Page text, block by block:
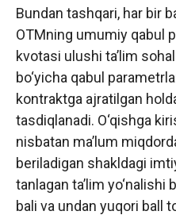
Bundan tashqari, har bir
OTMning umumiy qabul
kvotasi ulushi ta’lim
bo‘yicha qabul
kontraktga ajratilgan
tasdiqlanadi. O‘qishga
nisbatan ma’lum
beriladigan shakldagi
tanlagan ta’lim yo‘nalishi
bali va undan yuqori ball